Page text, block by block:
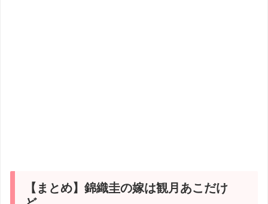
【まとめ】錦織圭の嫁は観月あこだけ